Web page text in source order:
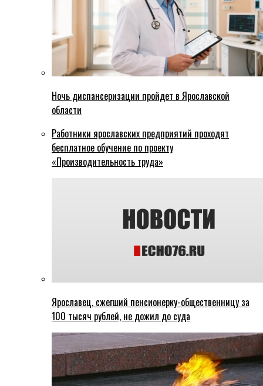
Ночь диспансеризации пройдет в Ярославской
области
Работники ярославских предприятий проходят
бесплатное обучение по проекту
«Производительность труда»
Ярославец, сжегший пенсионерку-общественницу за
100 тысяч рублей, не дожил до суда